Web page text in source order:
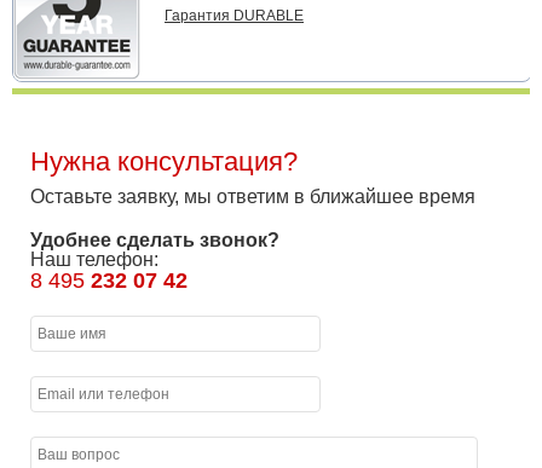
Гарантия DURABLE
Нужна консультация?
Оставьте заявку, мы ответим в ближайшее время
Удобнее сделать звонок?
Наш телефон:
8 495 232 07 42